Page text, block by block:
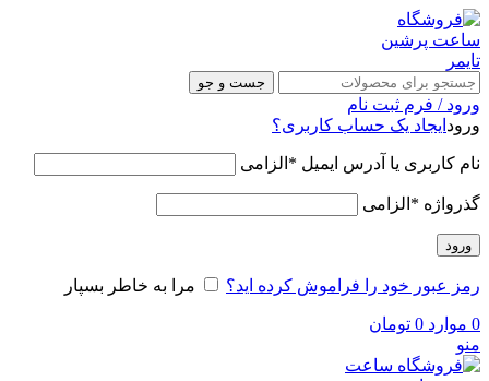
جست و جو
ورود / فرم ثبت نام
ورود ایجاد یک حساب کاربری؟
نام کاربری یا آدرس ایمیل * الزامی
گذرواژه * الزامی
ورود
رمز عبور خود را فراموش کرده اید؟ مرا به خاطر بسپار
0 موارد 0 تومان
منو